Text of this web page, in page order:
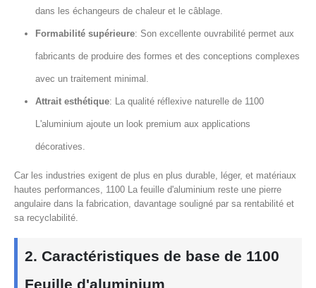
dans les échangeurs de chaleur et le câblage.
Formabilité supérieure: Son excellente ouvrabilité permet aux
fabricants de produire des formes et des conceptions complexes
avec un traitement minimal.
Attrait esthétique: La qualité réflexive naturelle de 1100
L'aluminium ajoute un look premium aux applications
décoratives.
Car les industries exigent de plus en plus durable, léger, et matériaux
hautes performances, 1100 La feuille d'aluminium reste une pierre
angulaire dans la fabrication, davantage souligné par sa rentabilité et
sa recyclabilité.
2. Caractéristiques de base de 1100
Feuille d'aluminium